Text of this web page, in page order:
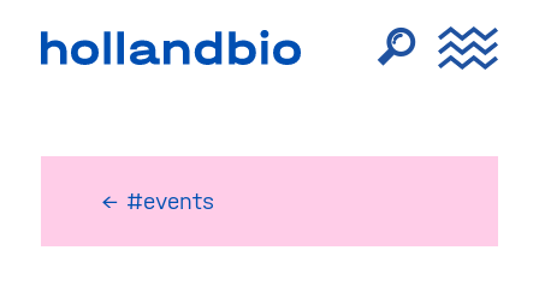
← #events